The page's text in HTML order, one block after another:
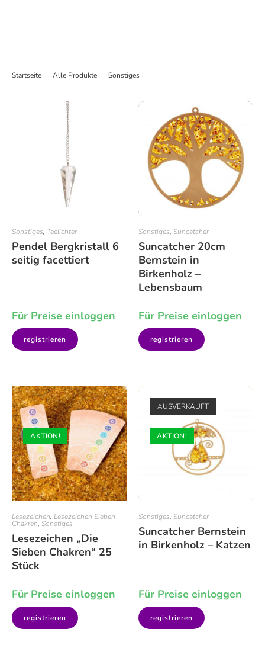
Startseite Alle Produkte Sonstiges
Sonstiges, Teelichter
Pendel Bergkristall 6
seitig facettiert
Für Preise einloggen
registrieren
Sonstiges, Suncatcher
Suncatcher 20cm
Bernstein in
Birkenholz –
Lebensbaum
Für Preise einloggen
registrieren
AKTION!
Lesezeichen, Lesezeichen Sieben
Chakren, Sonstiges
Lesezeichen „Die
Sieben Chakren“ 25
Stück
Für Preise einloggen
registrieren
AUSVERKAUFT
AKTION!
Sonstiges, Suncatcher
Suncatcher Bernstein
in Birkenholz – Katzen
Für Preise einloggen
registrieren